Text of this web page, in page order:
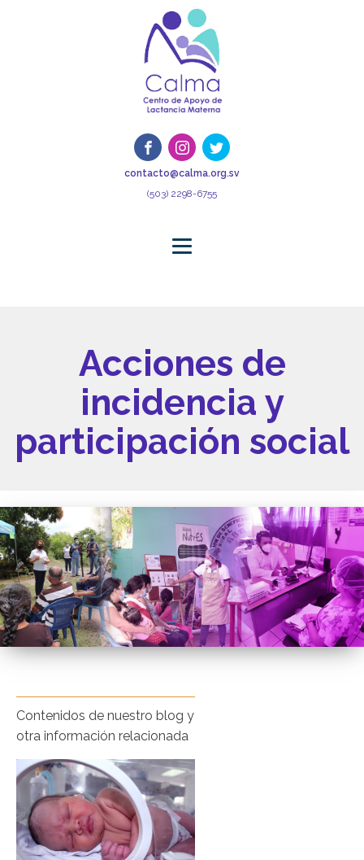
contacto@calma.org.sv
(503) 2298-6755
Acciones de
incidencia y
participación social
Contenidos de nuestro blog y
otra información relacionada